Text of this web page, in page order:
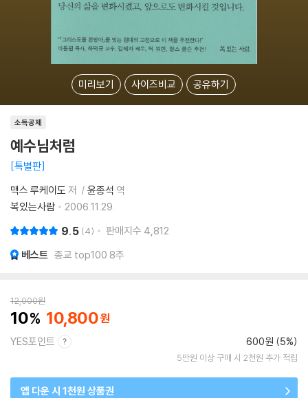
미리보기 사이즈비교 공유하기
소득공제
예수님처럼
특별판
맥스 루케이도 저 윤종석 역
복있는사람
2006.11.29.
9.5 4 판매지수 4,812
베스트 종교 top100 8주
12,000원
10 10,800
YES포인트 600원 (5%)
5만원 이상 구매 시 2천원 추가 적립
앱 다운 시 1천원 상품권